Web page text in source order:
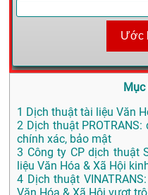
Ước
1 Dịch thuật tài liệu Văn
2 Dịch thuật
chính xác, bảo mật
3 Công ty CP dịch thuật
liệu Văn Hóa & Xã Hội
4 Dịch thuật